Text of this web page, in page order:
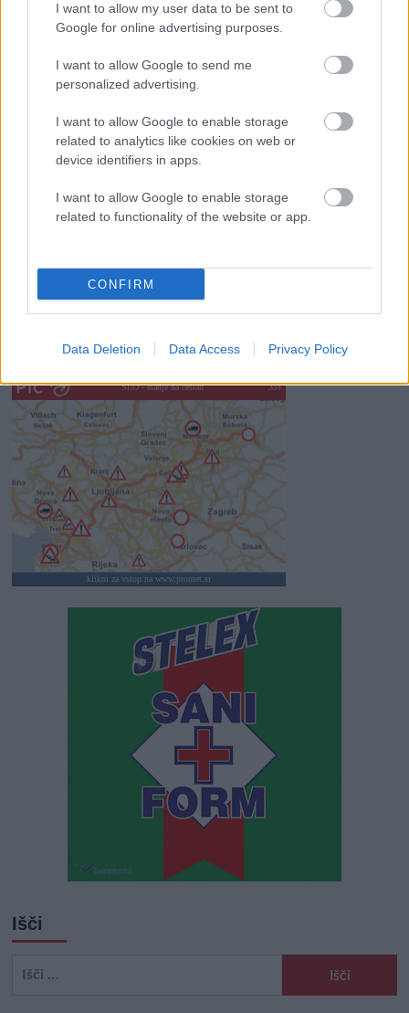
I want to allow my user data to be sent to
Google for online advertising purposes.
I want to allow Google to send me
personalized advertising.
I want to allow Google to enable storage
related to analytics like cookies on web or
device identifiers in apps.
I want to allow Google to enable storage
related to functionality of the website or app.
CONFIRM
Data Deletion Data Access Privacy Policy
Zadnje objave
Rogla bo gostila tradicionalni 34. praznik šoferjev in
avtomehanikov!
Celično dihanje – ustvarjanje energije za regeneracijo
Najboljši vrtni stroji Castelgarden za urejanje trate
Kam na izlet v Posočju? Odkrij Most na Soči
SLO - stanje na cestah 30s
klikni za vstop na www.promet.si
Išči